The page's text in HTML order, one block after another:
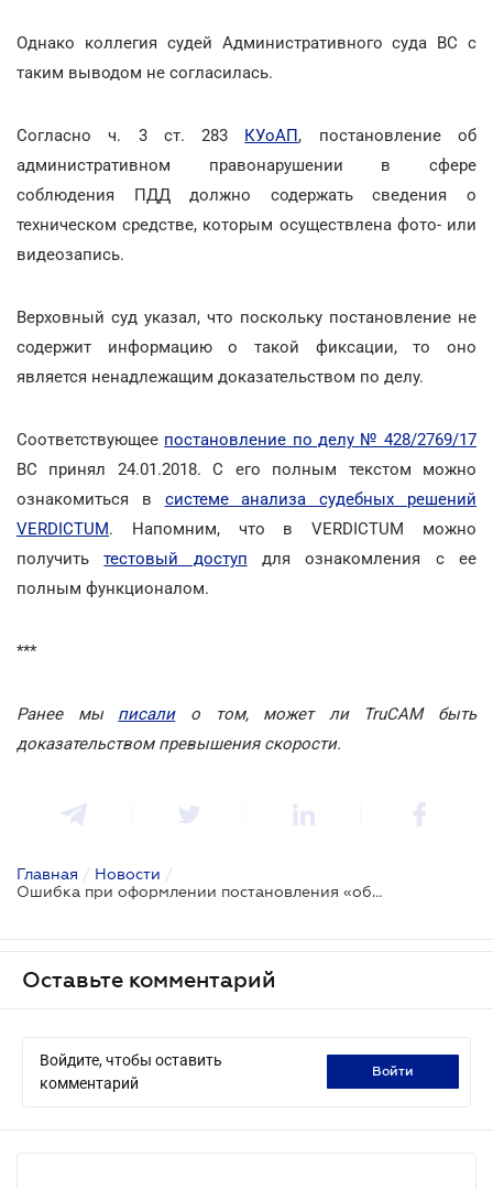
Однако коллегия судей Административного суда ВС с
таким выводом не согласилась.
Согласно ч. 3 ст. 283 КУоАП, постановление об
административном правонарушении в сфере
соблюдения ПДД должно содержать сведения о
техническом средстве, которым осуществлена фото- или
видеозапись.
Верховный суд указал, что поскольку постановление не
содержит информацию о такой фиксации, то оно
является ненадлежащим доказательством по делу.
Соответствующее постановление по делу № 428/2769/17
ВС принял 24.01.2018. С его полным текстом можно
ознакомиться в системе анализа судебных решений
VERDICTUM. Напомним, что в VERDICTUM можно
получитьтестовый доступ для ознакомления с ее
полным функционалом.
***
Ранее мы писалио том, может ли TruCAM быть
доказательством превышения скорости.
Главная / Новости /
Ошибка при оформлении постановления «обнуляет» показания устройства видеофиксации
Оставьте комментарий
Войдите, чтобы оставить
комментарий
войти